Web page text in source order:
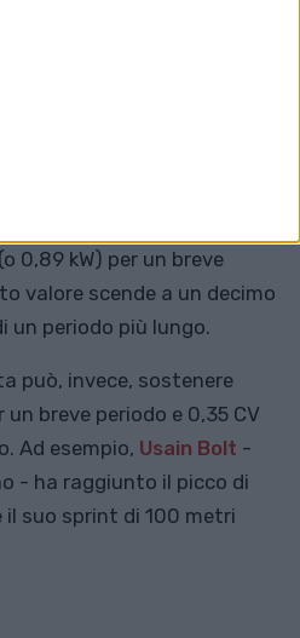
(o 0,89 kW) per un breve
valore scende a un decimo
un periodo più lungo.
può, invece, sostenere
un breve periodo e 0,35 CV
Ad esempio, Usain Bolt -
- ha raggiunto il picco di
il suo sprint di 100 metri